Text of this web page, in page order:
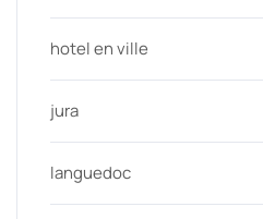
hotel en ville
jura
languedoc